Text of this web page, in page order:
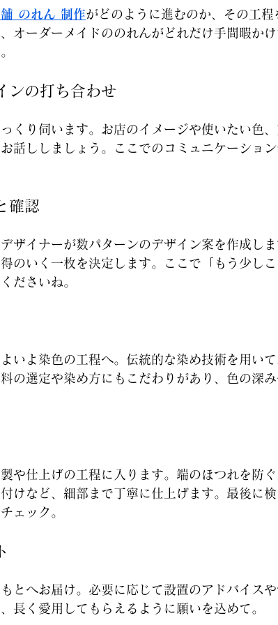
舗 のれん 制作がどのように進むのか、その工
オーダーメイドののれんがどれだけ手間暇か
ンの打ち合わせ
くり伺います。お店のイメージや使いたい色
話ししましょう。ここでのコミュニケーショ
確認
ザイナーが数パターンのデザイン案を作成し
のいく一枚を決定します。ここで「もう少し
ださいね。
いよ染色の工程へ。伝統的な染め技術を用い
の選定や染め方にもこだわりがあり、色の深
や仕上げの工程に入ります。端のほつれを防
けなど、細部まで丁寧に仕上げます。最後に
ェック。
とへお届け。必要に応じて設置のアドバイス
長く愛用してもらえるように願いを込めて。